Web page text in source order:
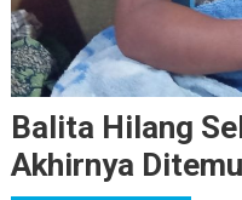
Balita Hilang
Akhirnya